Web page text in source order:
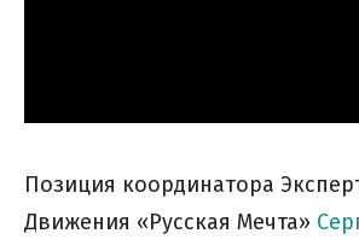
Позиция координатора
Движения «Русская Мечта»